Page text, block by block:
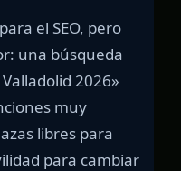
el SEO, pero
una búsqueda
2026»
muy
libres para
para cambiar